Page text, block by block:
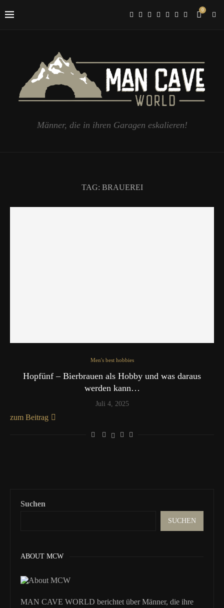
0
Männer, die in ihren Garagen eskalieren!
TAG: BRAUEREI
Men's best hobbies
Hopfünf – Bierbrauen als Hobby und was daraus
werden kann…
Juli 4, 2025
zum Beitrag
Suchen
SUCHEN
ABOUT MCW
MAN CAVE WORLD berichtet über Männer, die ihre